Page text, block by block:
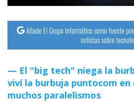
Añade El Grupo Informático como fuente
noticias sobre
El "big tech" niega la
viví la burbuja puntocom en
muchos paralelismos